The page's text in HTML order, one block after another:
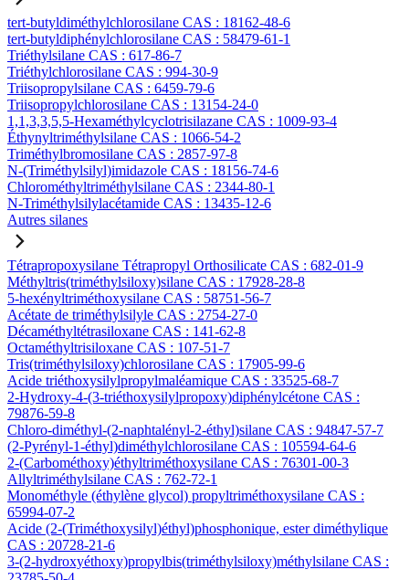
tert-butyldiméthylchlorosilane CAS : 18162-48-6
tert-butyldiphénylchlorosilane CAS : 58479-61-1
Triéthylsilane CAS : 617-86-7
Triéthylchlorosilane CAS : 994-30-9
Triisopropylsilane CAS : 6459-79-6
Triisopropylchlorosilane CAS : 13154-24-0
1,1,3,3,5,5-Hexaméthylcyclotrisilazane CAS : 1009-93-4
Éthynyltriméthylsilane CAS : 1066-54-2
Triméthylbromosilane CAS : 2857-97-8
N-(Triméthylsilyl)imidazole CAS : 18156-74-6
Chlorométhyltriméthylsilane CAS : 2344-80-1
N-Triméthylsilylacétamide CAS : 13435-12-6
Autres silanes
Tétrapropoxysilane Tétrapropyl Orthosilicate CAS : 682-01-9
Méthyltris(triméthylsiloxy)silane CAS : 17928-28-8
5-hexényltriméthoxysilane CAS : 58751-56-7
Acétate de triméthylsilyle CAS : 2754-27-0
Décaméthyltétrasiloxane CAS : 141-62-8
Octaméthyltrisiloxane CAS : 107-51-7
Tris(triméthylsiloxy)chlorosilane CAS : 17905-99-6
Acide triéthoxysilylpropylmaléamique CAS : 33525-68-7
2-Hydroxy-4-(3-triéthoxysilylpropoxy)diphénylcétone CAS :
79876-59-8
Chloro-diméthyl-(2-naphtalényl-2-éthyl)silane CAS : 94847-57-7
(2-Pyrényl-1-éthyl)diméthylchlorosilane CAS : 105594-64-6
2-(Carbométhoxy)éthyltriméthoxysilane CAS : 76301-00-3
Allyltriméthylsilane CAS : 762-72-1
Monométhyle (éthylène glycol) propyltriméthoxysilane CAS :
65994-07-2
Acide (2-(Triméthoxysilyl)éthyl)phosphonique, ester diméthylique
CAS : 20728-21-6
3-(2-hydroxyéthoxy)propylbis(triméthylsiloxy)méthylsilane CAS :